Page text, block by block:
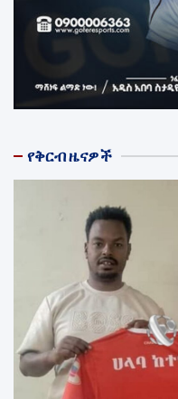
የቅርብ ዜናዎች